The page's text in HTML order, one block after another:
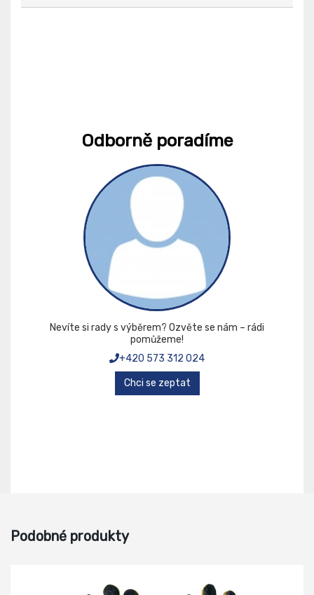
Odborně poradíme
Nevíte si rady s výběrem? Ozvěte se nám – rádi
pomůžeme!
+420 573 312 024
Chci se zeptat
Podobné produkty